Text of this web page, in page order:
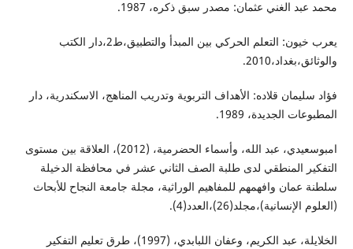
محمد عبد الغني عثمان: مصدر سبق ذكره، 1987.
يعرب خيون: التعلم الحركي بين المبدأ والتطبيق،ط2،دار الكتب
والوثائق،بغداد،2010.
فؤاد سليمان قلاده: الأهداف التربوية وتدريب المناهج، الاسكندرية، دار
المطبوعات الجديدة، 1989.
امبوسعيدي، عبد الله، وأسماء الحضرمية، (2012)، العلاقة بين مستوى
التفكير المنطقي لدى طلبة الصف الثاني عشر في محافظة الدخيلة
سلطنة عمان وافهمهم للمفاهيم الوراثية، مجلة جامعة النجاح للأبحاث
(العلوم الإنسانية)،مجلد(26)،العدد(4).
الخلايلة، عبد الكريم، وعفان اللبابدي، (1997)، طرق تعليم التفكير